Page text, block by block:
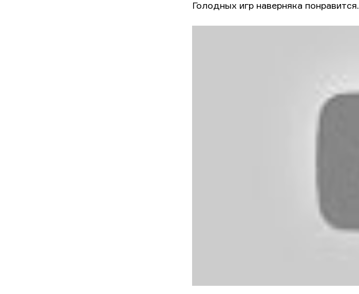
Голодных игр наверняка понравится.